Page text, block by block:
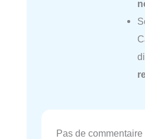
Pas de commentaire